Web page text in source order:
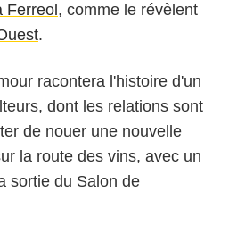
Ferreol , comme le révèlent
.
racontera l'histoire d'un
dont les relations sont
de nouer une nouvelle
la route des vins, avec un
sortie du Salon de